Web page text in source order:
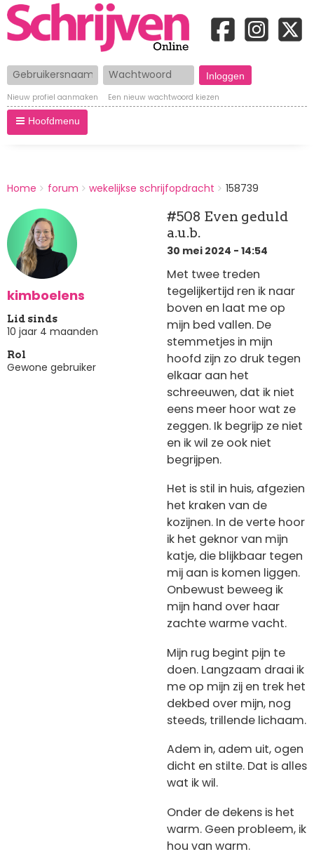
Gebruikersnaam Wachtwoord
Nieuw profiel aanmaken Een nieuw wachtwoord kiezen
Hoofdmenu
BREADCRUMBS
You
here:
Home forum wekelijkse schrijfopdracht 158739
kimboelens
Lid sinds
10 jaar 4 maanden
Rol
Gewone gebruiker
#508 Even geduld
a.u.b.
30 mei 2024 - 14:54
Met twee treden
tegelijkertijd ren ik naar
boven en laat me op
mijn bed vallen. De
stemmetjes in mijn
hoofd zijn zo druk tegen
elkaar aan het
schreeuwen, dat ik niet
eens meer hoor wat ze
zeggen. Ik begrijp ze niet
en ik wil ze ook niet
begrijpen.
Het is stil in huis, afgezien
het kraken van de
kozijnen. In de verte hoor
ik het geknor van mijn
katje, die blijkbaar tegen
mij aan is komen liggen.
Onbewust beweeg ik
mijn hand over haar
zachte warme vacht.
Mijn rug begint pijn te
doen. Langzaam draai ik
me op mijn zij en trek het
dekbed over mijn, nog
steeds, trillende lichaam.
Adem in, adem uit, ogen
dicht en stilte. Dat is alles
wat ik wil.
Onder de dekens is het
warm. Geen probleem, ik
hou van warm.